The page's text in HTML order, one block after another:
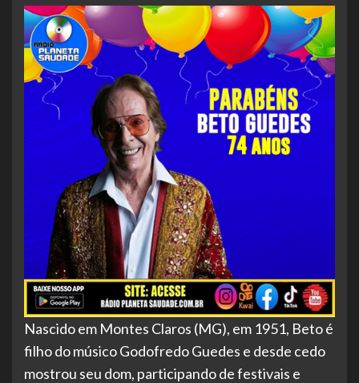
Nascido em Montes Claros (MG), em 1951, Beto é
filho do músico Godofredo Guedes e desde cedo
mostrou seu dom, participando de festivais e